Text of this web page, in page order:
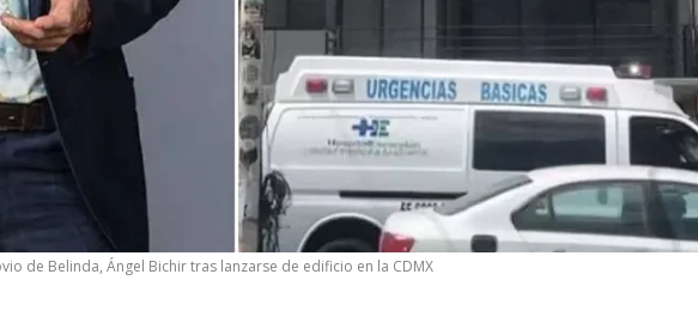
de Belinda, Ángel Bichir tras lanzarse de edificio en la CDMX